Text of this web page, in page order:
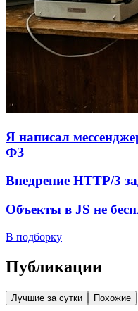
Я написал
ФЗ
Внедрение HTTP/3
Объекты в JS не
В подборку
Публикации
Лучшие за сутки Похожие